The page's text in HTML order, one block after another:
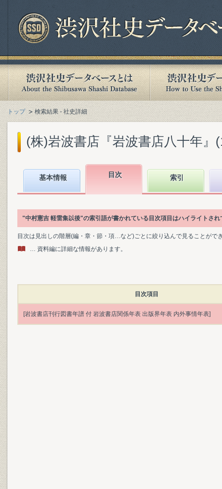
トップ 検索結果 - 社史詳細
(株)岩波書店『岩波書店八十年』
基本情報 目次 索引
"中村憲吉 軽雷集以後"の索引語が書かれている目次項目はハイライトされ
目次は見出しの階層(編・章・節・項…など)ごとに絞り込んで見ることがで
… 資料編に詳細な情報があります。
目次項目
[岩波書店刊行図書年譜 付 岩波書店関係年表 出版界年表 内外事情年表]